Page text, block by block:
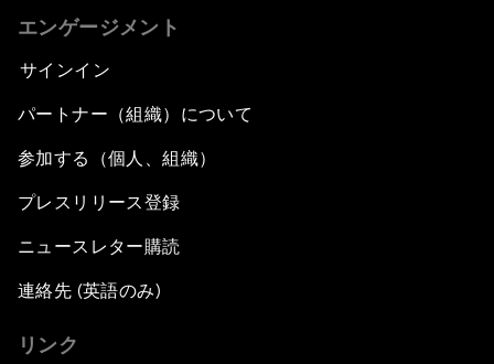
エンゲージメント
サインイン
パートナー（組織）について
参加する（個人、組織）
プレスリリース登録
ニュースレター購読
連絡先 (英語のみ)
リンク